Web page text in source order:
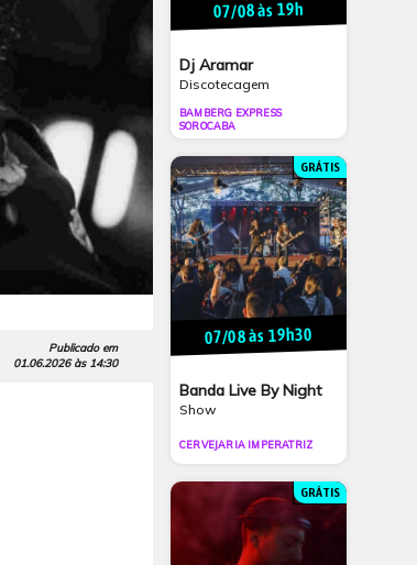
Publicado em
01.06.2026às 14:30
07/08 às 19h
Dj Aramar
Discotecagem
BAMBERG EXPRESS
SOROCABA
GRÁTIS
07/08 às 19h30
Banda Live By Night
Show
CERVEJARIA IMPERATRIZ
GRÁTIS